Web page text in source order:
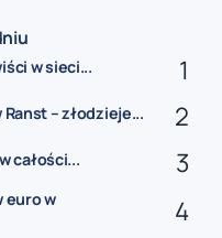
w sieci...
– złodzieje...
całości...
euro w